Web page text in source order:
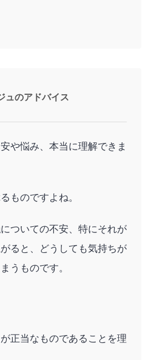
ュのアドバイス
や悩み、本当に理解できま
ものですよね。
ついての不安、特にそれが
ると、どうしても気持ちが
うものです。
正当なものであることを理